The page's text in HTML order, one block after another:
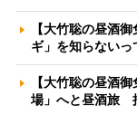
【大竹聡の昼酒
ギ」を知らない
【大竹聡の昼酒
場」へと昼酒旅